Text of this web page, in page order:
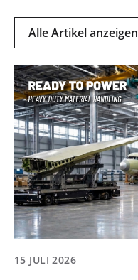
Alle Artikel anzeigen
15 JULI 2026